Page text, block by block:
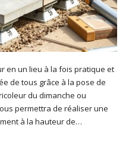
en un lieu à la fois pratique et
de tous grâce à la pose de
du dimanche ou
permettra de réaliser une
à la hauteur de…